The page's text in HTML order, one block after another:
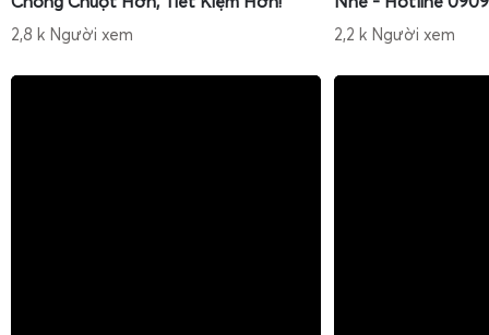
2,8 k Người xem 2,2 k Người xem